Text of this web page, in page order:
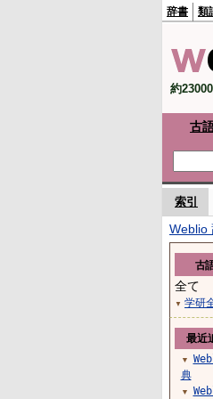
辞書 類
約
古
索引
Weblio
古
全て
▼ 学研
最近
▼
典
▼